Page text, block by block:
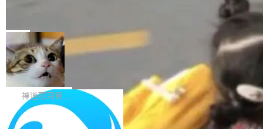
更新说明：https://github.com/moby/...
ut.OTP 的 mask 为 true 时仍显示原始值的问
题。#58805 修复 Input.TextArea 调整大小手柄
在触摸设备上显示为小圆点的问题。#58812 Ty
pography 优化 Typography 省略提示在大列表
中的渲染性能。#58806 修复 Typography...
比它便宜的。 Artificial Analysis 更新了 DeepS
eek V4 Flash 0731 的完整评测。一张 Intellige
nce Index vs Cost per Task 的散点图上，13
个模型排成一列，V4 Flash 贴着底部：$0.03
一次任务。 V4 Flash 的 Intelligence Index 得
分 50，在 101 个模型中排第 3。排在它前面
的：Claude Opus 5（61 分）、Claude Fable
局
禅道开源版 22.4 发布，内置 DevOps4.
0 正式版，提供从代码提交到交付的全
生命周期的管理能力
大家好， 禅道开源版22.4发布啦！本次发布我们
带来了DevOps4.0系列的首个正式版本。 DevO
ps4.0内置与禅道DevOps专业版同源的代码管理
核心，依托于全自研的GitFox代码托管引擎，我
Solon 的 10 种 HTTP 服务器：改一行